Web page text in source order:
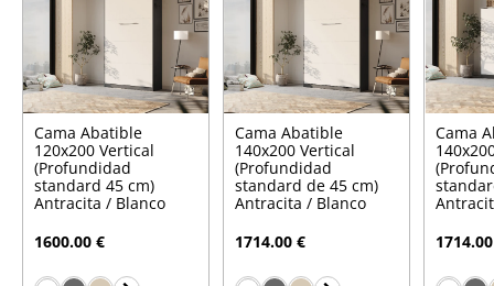
Cama Abatible
120x200 Vertical
(Profundidad
standard 45 cm)
Antracita / Blanco
1600.00 €
Cama Abatible
140x200 Vertical
(Profundidad
standard de 45 cm)
Antracita / Blanco
1714.00 €
Cama